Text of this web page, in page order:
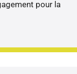
pour la